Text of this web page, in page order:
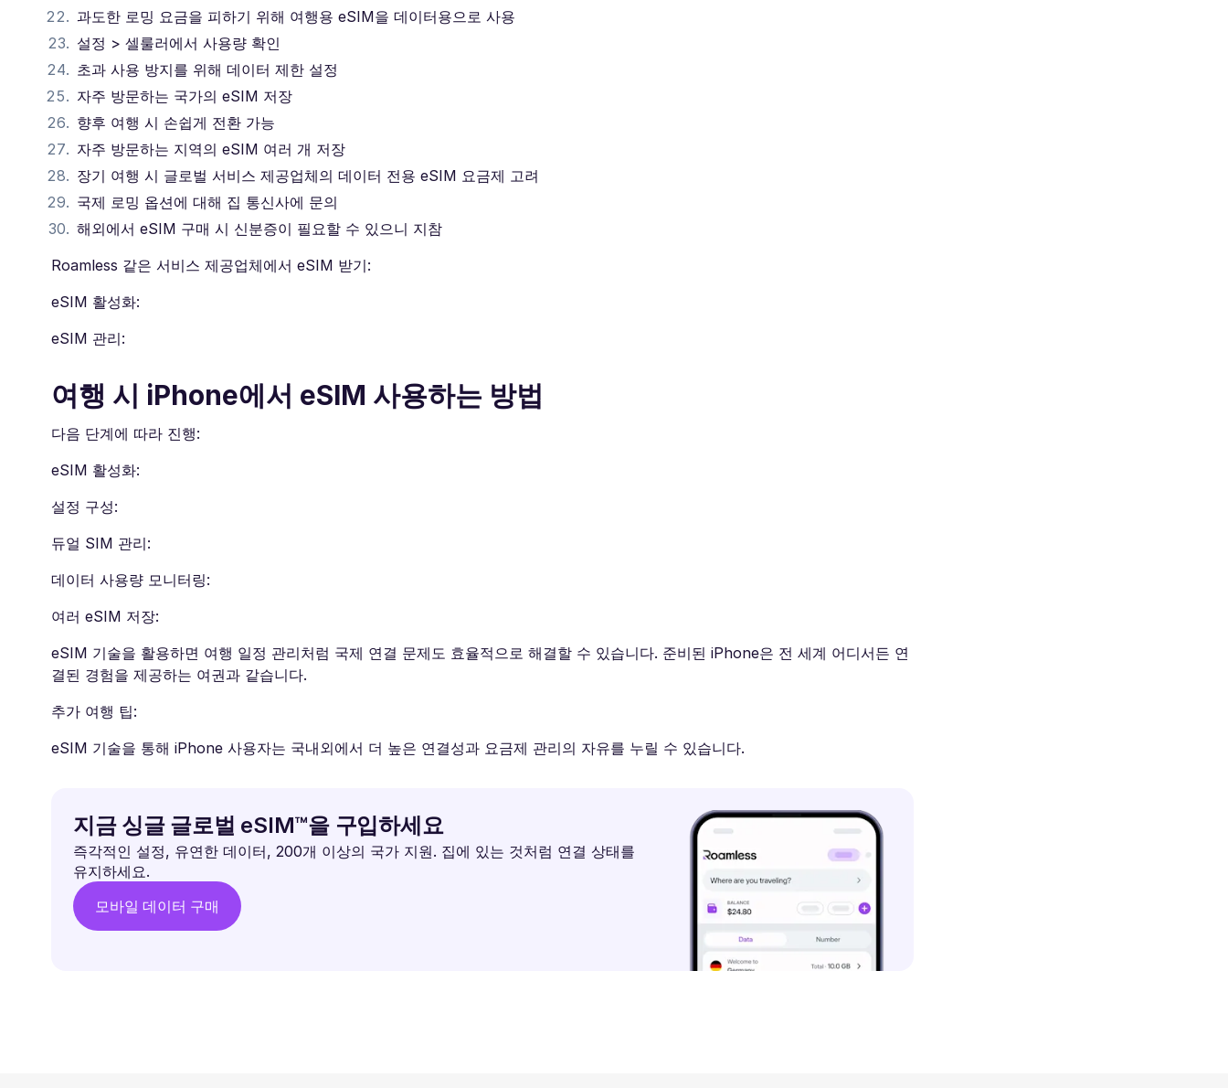
과도한 로밍 요금을 피하기 위해 여행용 eSIM을 데이터용으로 사용
설정 > 셀룰러에서 사용량 확인
초과 사용 방지를 위해 데이터 제한 설정
자주 방문하는 국가의 eSIM 저장
향후 여행 시 손쉽게 전환 가능
자주 방문하는 지역의 eSIM 여러 개 저장
장기 여행 시 글로벌 서비스 제공업체의 데이터 전용 eSIM 요금제 고려
국제 로밍 옵션에 대해 집 통신사에 문의
해외에서 eSIM 구매 시 신분증이 필요할 수 있으니 지참
Roamless 같은 서비스 제공업체에서 eSIM 받기:
eSIM 활성화:
eSIM 관리:
여행 시 iPhone에서 eSIM 사용하는 방법
다음 단계에 따라 진행:
eSIM 활성화:
설정 구성:
듀얼 SIM 관리:
데이터 사용량 모니터링:
여러 eSIM 저장:
eSIM 기술을 활용하면 여행 일정 관리처럼 국제 연결 문제도 효율적으로 해결할 수 있습니다. 준비된 iPhone은 전 세계 어디서든 연
결된 경험을 제공하는 여권과 같습니다.
추가 여행 팁:
eSIM 기술을 통해 iPhone 사용자는 국내외에서 더 높은 연결성과 요금제 관리의 자유를 누릴 수 있습니다.
지금 싱글 글로벌 eSIM™을 구입하세요
즉각적인 설정, 유연한 데이터, 200개 이상의 국가 지원. 집에 있는 것처럼 연결 상태를
유지하세요.
모바일 데이터 구매